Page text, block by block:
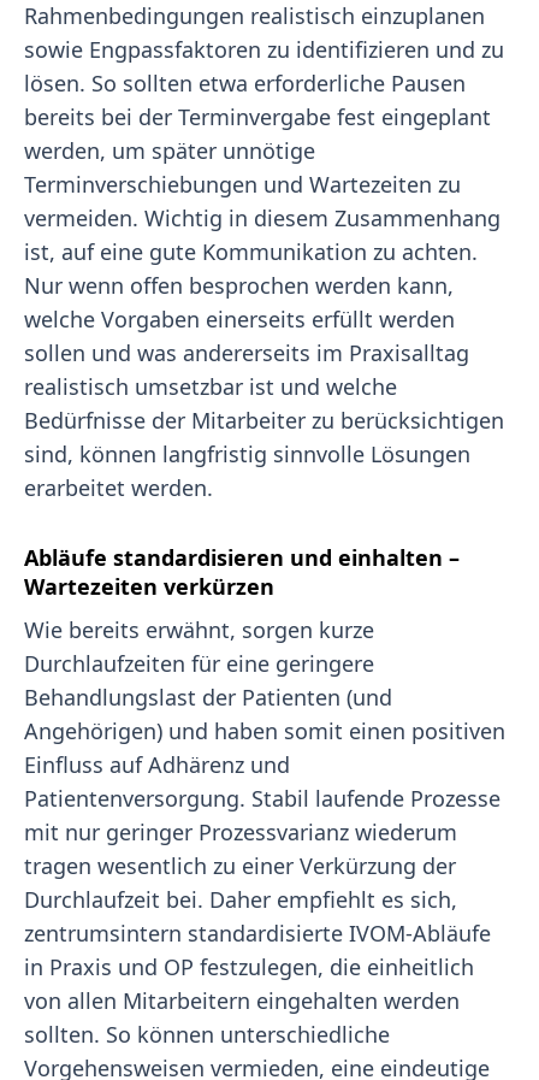
Rahmenbedingungen realistisch einzuplanen
sowie Engpassfaktoren zu identifizieren und zu
lösen. So sollten etwa erforderliche Pausen
bereits bei der Terminvergabe fest eingeplant
werden, um später unnötige
Terminverschiebungen und Wartezeiten zu
vermeiden. Wichtig in diesem Zusammenhang
ist, auf eine gute Kommunikation zu achten.
Nur wenn offen besprochen werden kann,
welche Vorgaben einerseits erfüllt werden
sollen und was andererseits im Praxisalltag
realistisch umsetzbar ist und welche
Bedürfnisse der Mitarbeiter zu berücksichtigen
sind, können langfristig sinnvolle Lösungen
erarbeitet werden.
Abläufe standardisieren und einhalten –
Wartezeiten verkürzen
Wie bereits erwähnt, sorgen kurze
Durchlaufzeiten für eine geringere
Behandlungslast der Patienten (und
Angehörigen) und haben somit einen positiven
Einfluss auf Adhärenz und
Patientenversorgung. Stabil laufende Prozesse
mit nur geringer Prozessvarianz wiederum
tragen wesentlich zu einer Verkürzung der
Durchlaufzeit bei. Daher empfiehlt es sich,
zentrumsintern standardisierte IVOM-Abläufe
in Praxis und OP festzulegen, die einheitlich
von allen Mitarbeitern eingehalten werden
sollten. So können unterschiedliche
Vorgehensweisen vermieden, eine eindeutige